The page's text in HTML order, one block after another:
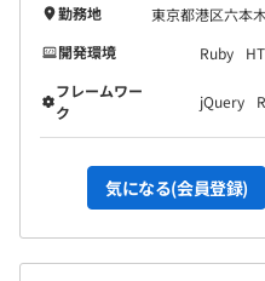
勤務地
東京都港区六本
開発環境
Ruby
フレームワー
ク
jQuery
気になる(会員登録)